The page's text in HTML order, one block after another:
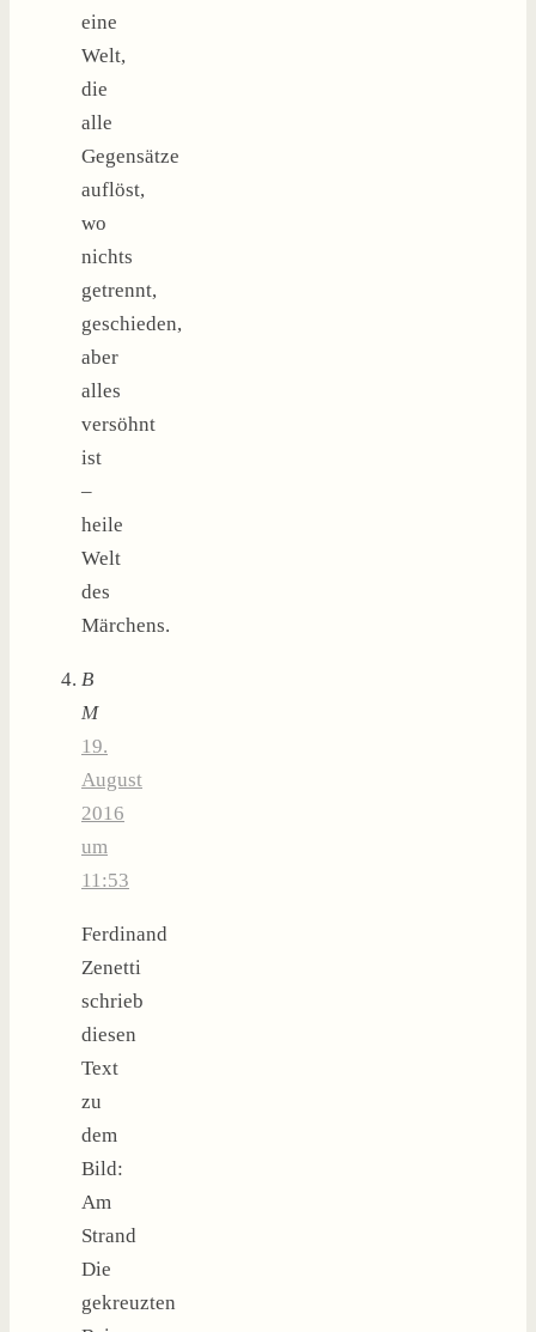
eine
Welt,
die
alle
Gegensätze
auflöst,
wo
nichts
getrennt,
geschieden,
aber
alles
versöhnt
ist
–
heile
Welt
des
Märchens.
B
M
19.
August
2016
um
11:53
Ferdinand
Zenetti
schrieb
diesen
Text
zu
dem
Bild:
Am
Strand
Die
gekreuzten